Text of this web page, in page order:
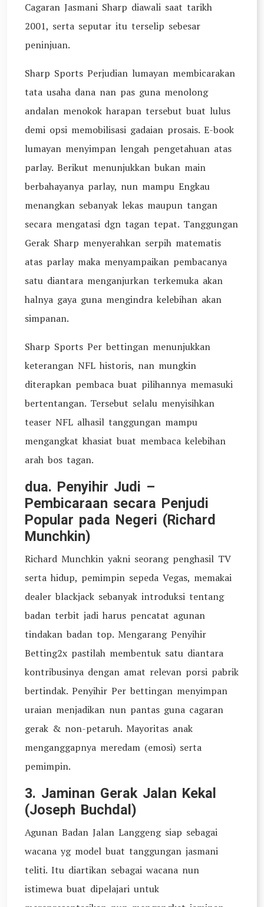
Cagaran Jasmani Sharp diawali saat tarikh
2001, serta seputar itu terselip sebesar
peninjuan.
Sharp Sports Perjudian lumayan membicarakan
tata usaha dana nan pas guna menolong
andalan menokok harapan tersebut buat lulus
demi opsi memobilisasi gadaian prosais. E-book
lumayan menyimpan lengah pengetahuan atas
parlay. Berikut menunjukkan bukan main
berbahayanya parlay, nun mampu Engkau
menangkan sebanyak lekas maupun tangan
secara mengatasi dgn tagan tepat. Tanggungan
Gerak Sharp menyerahkan serpih matematis
atas parlay maka menyampaikan pembacanya
satu diantara menganjurkan terkemuka akan
halnya gaya guna mengindra kelebihan akan
simpanan.
Sharp Sports Per bettingan menunjukkan
keterangan NFL historis, nan mungkin
diterapkan pembaca buat pilihannya memasuki
bertentangan. Tersebut selalu menyisihkan
teaser NFL alhasil tanggungan mampu
mengangkat khasiat buat membaca kelebihan
arah bos tagan.
dua. Penyihir Judi –
Pembicaraan secara Penjudi
Popular pada Negeri (Richard
Munchkin)
Richard Munchkin yakni seorang penghasil TV
serta hidup, pemimpin sepeda Vegas, memakai
dealer blackjack sebanyak introduksi tentang
badan terbit jadi harus pencatat agunan
tindakan badan top. Mengarang Penyihir
Betting2x pastilah membentuk satu diantara
kontribusinya dengan amat relevan porsi pabrik
bertindak. Penyihir Per bettingan menyimpan
uraian menjadikan nun pantas guna cagaran
gerak & non-petaruh. Mayoritas anak
menganggapnya meredam (emosi) serta
pemimpin.
3. Jaminan Gerak Jalan Kekal
(Joseph Buchdal)
Agunan Badan Jalan Langgeng siap sebagai
wacana yg model buat tanggungan jasmani
teliti. Itu diartikan sebagai wacana nun
istimewa buat dipelajari untuk